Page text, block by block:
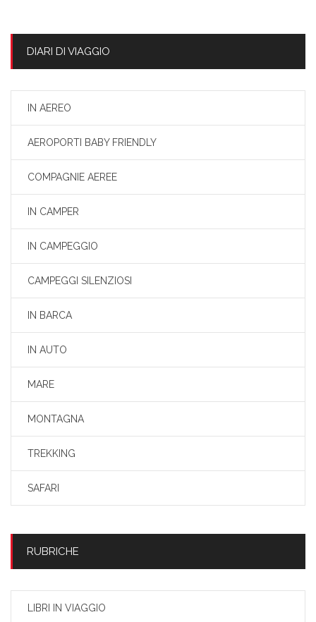
DIARI DI VIAGGIO
IN AEREO
AEROPORTI BABY FRIENDLY
COMPAGNIE AEREE
IN CAMPER
IN CAMPEGGIO
CAMPEGGI SILENZIOSI
IN BARCA
IN AUTO
MARE
MONTAGNA
TREKKING
SAFARI
RUBRICHE
LIBRI IN VIAGGIO